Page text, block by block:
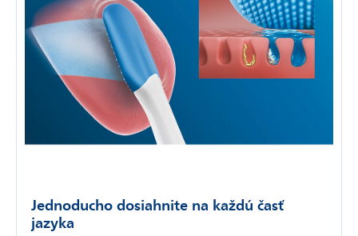
Jednoducho dosiahnite na každú časť
jazyka